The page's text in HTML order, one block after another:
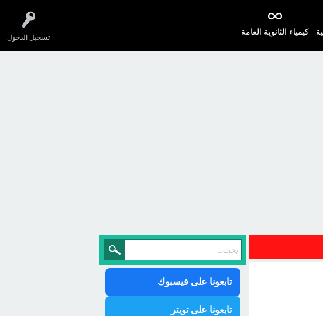
تسجيل الدخول
كيمياء الثانوية العامة
تابعونا على فيسبوك
تابعونا على تويتر